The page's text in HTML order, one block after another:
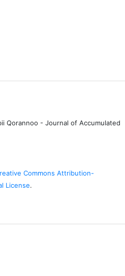
Qorannoo - Journal of Accumulated
Commons Attribution-
License.